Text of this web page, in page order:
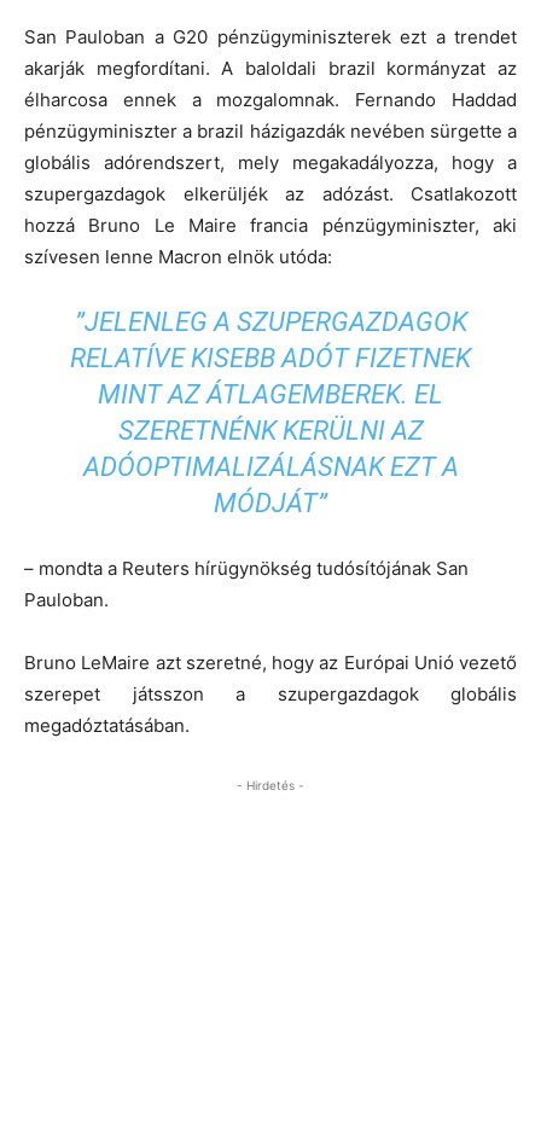
San Pauloban a G20 pénzügyminiszterek ezt a trendet
akarják megfordítani. A baloldali brazil kormányzat az
élharcosa ennek a mozgalomnak. Fernando Haddad
pénzügyminiszter a brazil házigazdák nevében sürgette a
globális adórendszert, mely megakadályozza, hogy a
szupergazdagok elkerüljék az adózást. Csatlakozott
hozzá Bruno Le Maire francia pénzügyminiszter, aki
szívesen lenne Macron elnök utóda:
”JELENLEG A SZUPERGAZDAGOK
RELATÍVE KISEBB ADÓT FIZETNEK
MINT AZ ÁTLAGEMBEREK. EL
SZERETNÉNK KERÜLNI AZ
ADÓOPTIMALIZÁLÁSNAK EZT A
MÓDJÁT”
– mondta a Reuters hírügynökség tudósítójának San
Pauloban.
Bruno LeMaire azt szeretné, hogy az Európai Unió vezető
szerepet játsszon a szupergazdagok globális
megadóztatásában.
- Hirdetés -